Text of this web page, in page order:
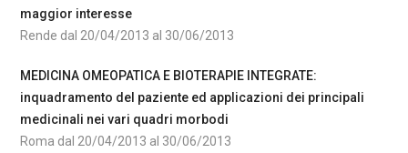
maggior interesse
Rende dal 20/04/2013 al 30/06/2013
MEDICINA OMEOPATICA E BIOTERAPIE INTEGRATE:
inquadramento del paziente ed applicazioni dei principali
medicinali nei vari quadri morbodi
Roma dal 20/04/2013 al 30/06/2013